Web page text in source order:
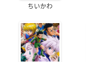
ちいかわ